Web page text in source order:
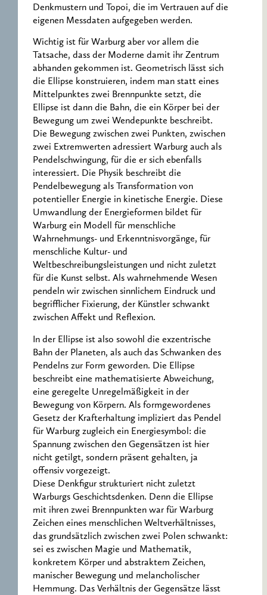
Denkmustern und Topoi, die im Vertrauen auf die
eigenen Messdaten aufgegeben werden.
Wichtig ist für Warburg aber vor allem die
Tatsache, dass der Moderne damit ihr Zentrum
abhanden gekommen ist. Geometrisch lässt sich
die Ellipse konstruieren, indem man statt eines
Mittelpunktes zwei Brennpunkte setzt, die
Ellipse ist dann die Bahn, die ein Körper bei der
Bewegung um zwei Wendepunkte beschreibt.
Die Bewegung zwischen zwei Punkten, zwischen
zwei Extremwerten adressiert Warburg auch als
Pendelschwingung, für die er sich ebenfalls
interessiert. Die Physik beschreibt die
Pendelbewegung als Transformation von
potentieller Energie in kinetische Energie. Diese
Umwandlung der Energieformen bildet für
Warburg ein Modell für menschliche
Wahrnehmungs- und Erkenntnisvorgänge, für
menschliche Kultur- und
Weltbeschreibungsleistungen und nicht zuletzt
für die Kunst selbst. Als wahrnehmende Wesen
pendeln wir zwischen sinnlichem Eindruck und
begrifflicher Fixierung, der Künstler schwankt
zwischen Affekt und Reflexion.
In der Ellipse ist also sowohl die exzentrische
Bahn der Planeten, als auch das Schwanken des
Pendelns zur Form geworden. Die Ellipse
beschreibt eine mathematisierte Abweichung,
eine geregelte Unregelmäßigkeit in der
Bewegung von Körpern. Als formgewordenes
Gesetz der Krafterhaltung impliziert das Pendel
für Warburg zugleich ein Energiesymbol: die
Spannung zwischen den Gegensätzen ist hier
nicht getilgt, sondern präsent gehalten, ja
offensiv vorgezeigt.
Diese Denkfigur strukturiert nicht zuletzt
Warburgs Geschichtsdenken. Denn die Ellipse
mit ihren zwei Brennpunkten war für Warburg
Zeichen eines menschlichen Weltverhältnisses,
das grundsätzlich zwischen zwei Polen schwankt:
sei es zwischen Magie und Mathematik,
konkretem Körper und abstraktem Zeichen,
manischer Bewegung und melancholischer
Hemmung. Das Verhältnis der Gegensätze lässt